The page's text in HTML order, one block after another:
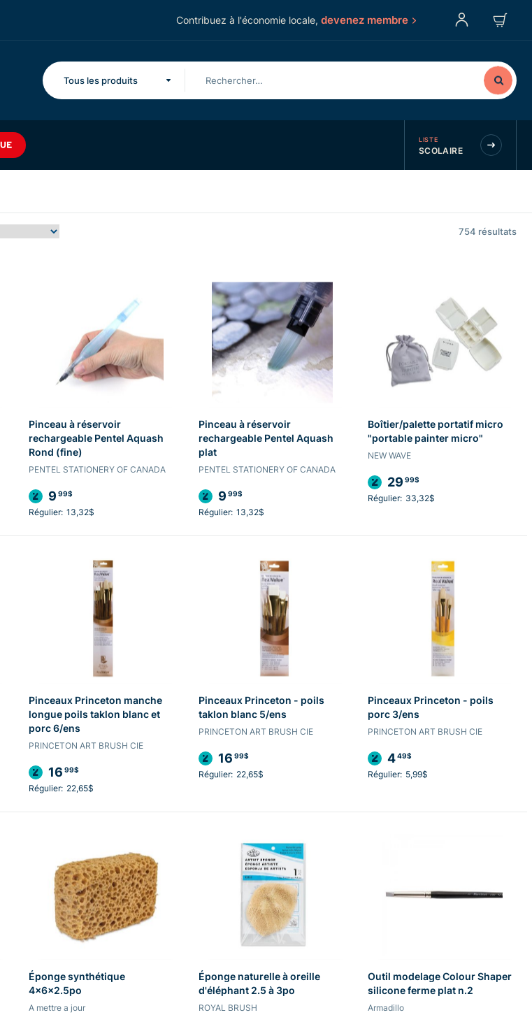
Contribuez à l'économie locale, devenez membre
Tous les produits
LISTE
SCOLAIRE
754 résultats
Pinceau à réservoir
rechargeable Pentel Aquash
Rond (fine)
PENTEL STATIONERY OF CANADA
9 99$
Régulier: 13,32$
Pinceau à réservoir
rechargeable Pentel Aquash
plat
PENTEL STATIONERY OF CANADA
9 99$
Régulier: 13,32$
Boîtier/palette portatif micro
"portable painter micro"
NEW WAVE
29 99$
Régulier: 33,32$
Pinceaux Princeton manche
longue poils taklon blanc et
porc 6/ens
PRINCETON ART BRUSH CIE
16 99$
Régulier: 22,65$
Pinceaux Princeton - poils
taklon blanc 5/ens
PRINCETON ART BRUSH CIE
16 99$
Régulier: 22,65$
Pinceaux Princeton - poils
porc 3/ens
PRINCETON ART BRUSH CIE
449$
Régulier: 5,99$
Éponge synthétique
4x6x2.5po
A mettre a jour
Éponge naturelle à oreille
d'éléphant 2.5 à 3po
ROYAL BRUSH
Outil modelage Colour Shaper
silicone ferme plat n.2
Armadillo